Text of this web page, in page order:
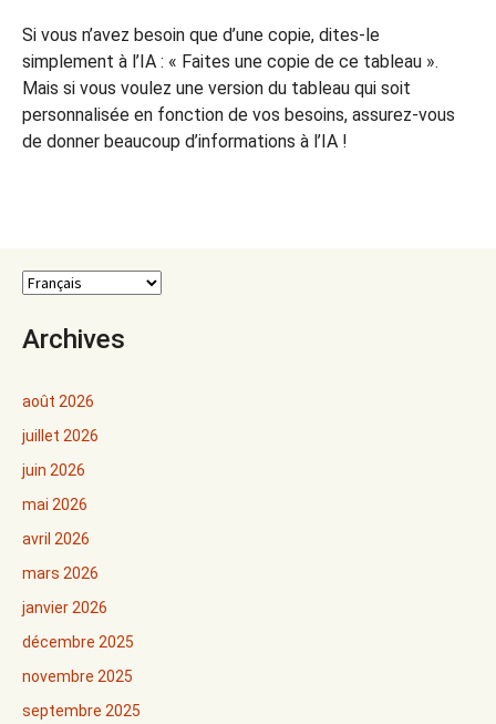
Si vous n’avez besoin que d’une copie, dites-le
simplement à l’IA : « Faites une copie de ce tableau ».
Mais si vous voulez une version du tableau qui soit
personnalisée en fonction de vos besoins, assurez-vous
de donner beaucoup d’informations à l’IA !
Archives
août 2026
juillet 2026
juin 2026
mai 2026
avril 2026
mars 2026
janvier 2026
décembre 2025
novembre 2025
septembre 2025